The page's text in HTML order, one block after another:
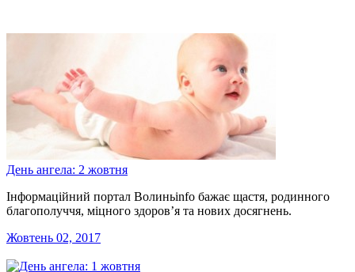
День ангела: 2 жовтня
Інформаційний портал Волиньinfo бажає щастя, родинного
благополуччя, міцного здоров’я та нових досягнень.
Жовтень 02, 2017